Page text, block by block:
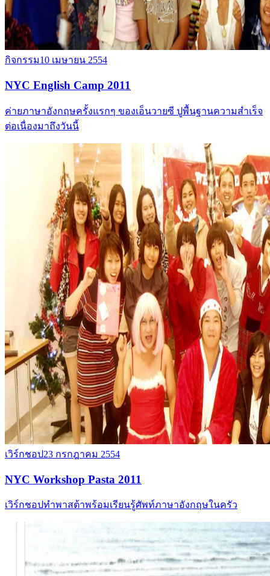
กิจกรรม10 เมษายน 2554
NYC English Camp 2011
ค่ายภาษาอังกฤษครั้งแรกๆ ของเอ็นวายซี ปูพื้นฐานความสำเร็จ
ต่อเนื่องมาถึงวันนี้
เวิร์กชอป23 กรกฎาคม 2554
NYC Workshop Pasta 2011
เวิร์กชอปทำพาสต้าพร้อมเรียนรู้ศัพท์ภาษาอังกฤษในครัว